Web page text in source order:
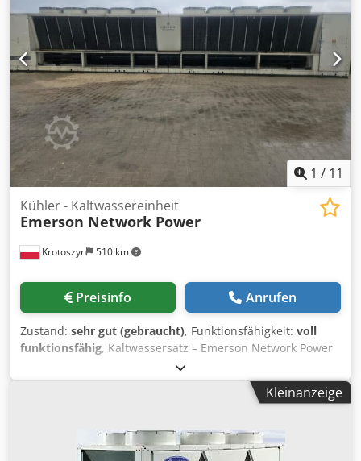
1 / 11
Krotoszyn 510 km
Kühler - Kaltwassereinheit
Emerson Network Power
Preisinfo Anrufen
Zustand: sehr gut (gebraucht), Funktionsfähigkeit: voll
funktionsfähig, Kaltwassersatz – Emerson Network Power
Kaltwassersatz Marke: Emerson Network Power Cedpfx
Aswplwgjdtsrf Kühlleistung: 1300 kW Abmessungen: 13,5 ×
2,50 × 2,40 m Das Gerät zeichnet sich durch eine hohe
Umgebungen, in denen eine zuverlässige Wärmeableitung
erforderlich ist.
Kleinanzeige